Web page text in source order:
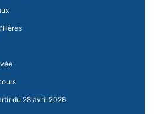
du 28 avril 2026